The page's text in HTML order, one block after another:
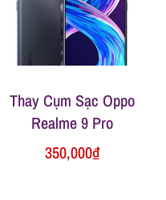
Thay Cụm Sạc Oppo
Realme 9 Pro
350,000₫